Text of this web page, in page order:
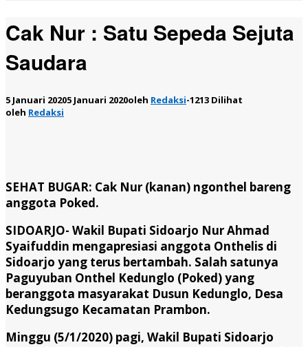
Cak Nur : Satu Sepeda Sejuta
Saudara
5 Januari 20205 Januari 2020oleh Redaksi-1213 Dilihat
oleh Redaksi
SEHAT BUGAR: Cak Nur (kanan) ngonthel bareng
anggota Poked.
SIDOARJO- Wakil Bupati Sidoarjo Nur Ahmad
Syaifuddin mengapresiasi anggota Onthelis di
Sidoarjo yang terus bertambah. Salah satunya
Paguyuban Onthel Kedunglo (Poked) yang
beranggota masyarakat Dusun Kedunglo, Desa
Kedungsugo Kecamatan Prambon.
Minggu (5/1/2020) pagi, Wakil Bupati Sidoarjo